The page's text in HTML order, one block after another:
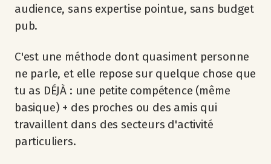
audience, sans expertise pointue, sans budget
pub.
C'est une méthode dont quasiment personne
ne parle, et elle repose sur quelque chose que
tu as DÉJÀ : une petite compétence (même
basique) + des proches ou des amis qui
travaillent dans des secteurs d'activité
particuliers.